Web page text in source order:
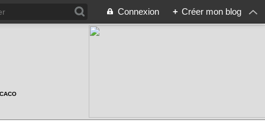
Connexion + Créer mon blog